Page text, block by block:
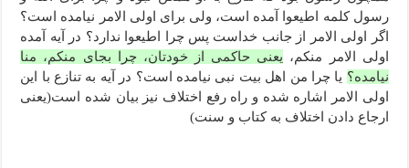
رسول کلمه اطیعوا آمده است، ولی برای اولی الامر نیامده است؟
اگر اولی الامر از جانب خداست پس چرا اطیعوا ندارد؟ در آیه آمده
اولی الامر منکم، یعنی حاکمی از خودتان، چرا بجای منکم، منا
نیامده؟ یا چرا من اهل بیت نبی نیامده است؟ در آیه به تنازع با این
اولی الامر اشاره شده و راه رفع اختلاف نیز بیان شده است(یعنی
ارجاع دادن اختلاف به کتاب و سنت)